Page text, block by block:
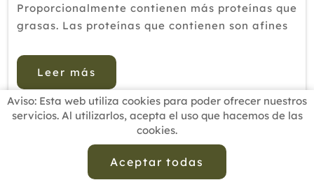
2014
Proporcionalmente contienen más proteínas que
grasas. Las proteínas que contienen son afines
circulando en la sangre, de...
Leer más
Aviso: Esta web utiliza cookies para poder ofrecer nuestros
servicios. Al utilizarlos, acepta el uso que hacemos de las
cookies.
Aceptar todas
BUSCADOR PROFESIONALES
ESCUELAS RECOMENDADAS
CONTACTO